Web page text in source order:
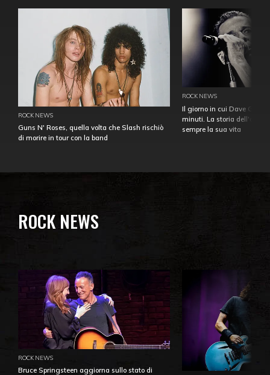
ROCK NEWS
Guns N' Roses, quella volta che Slash rischiò
di morire in tour con la band
ROCK NEWS
Il giorno in cui Dave
minuti. La storia
sempre la sua vita
ROCK NEWS
ROCK NEWS
Bruce Springsteen aggiorna sullo stato di